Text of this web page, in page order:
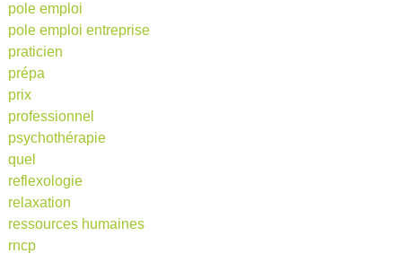
pole emploi
pole emploi entreprise
praticien
prépa
prix
professionnel
psychothérapie
quel
reflexologie
relaxation
ressources humaines
rncp